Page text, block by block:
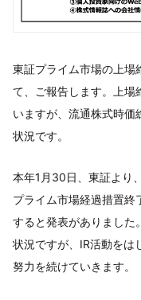
東証プライム市場の上場
て、ご報告します。上
いますが、流通株式時価
状況です。
本年1月30日、東証より
プライム市場経過措置
すると発表がありました
状況ですが、IR活動をは
努力を続けていきます。